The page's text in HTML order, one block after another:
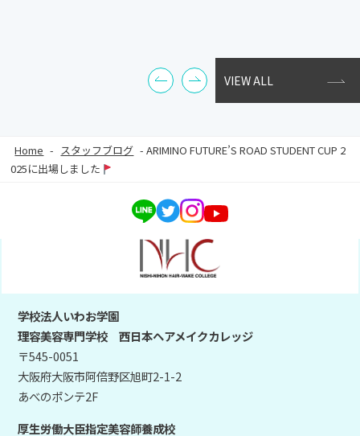
VIEW ALL
Home - スタッフブログ -ARIMINO FUTURE’S ROAD STUDENT CUP 2
025に出場しました
学校法人いわお学園
理容美容専門学校 西日本ヘアメイクカレッジ
〒545-0051
大阪府大阪市阿倍野区旭町2-1-2
あべのポンテ2F
厚生労働大臣指定美容師養成校